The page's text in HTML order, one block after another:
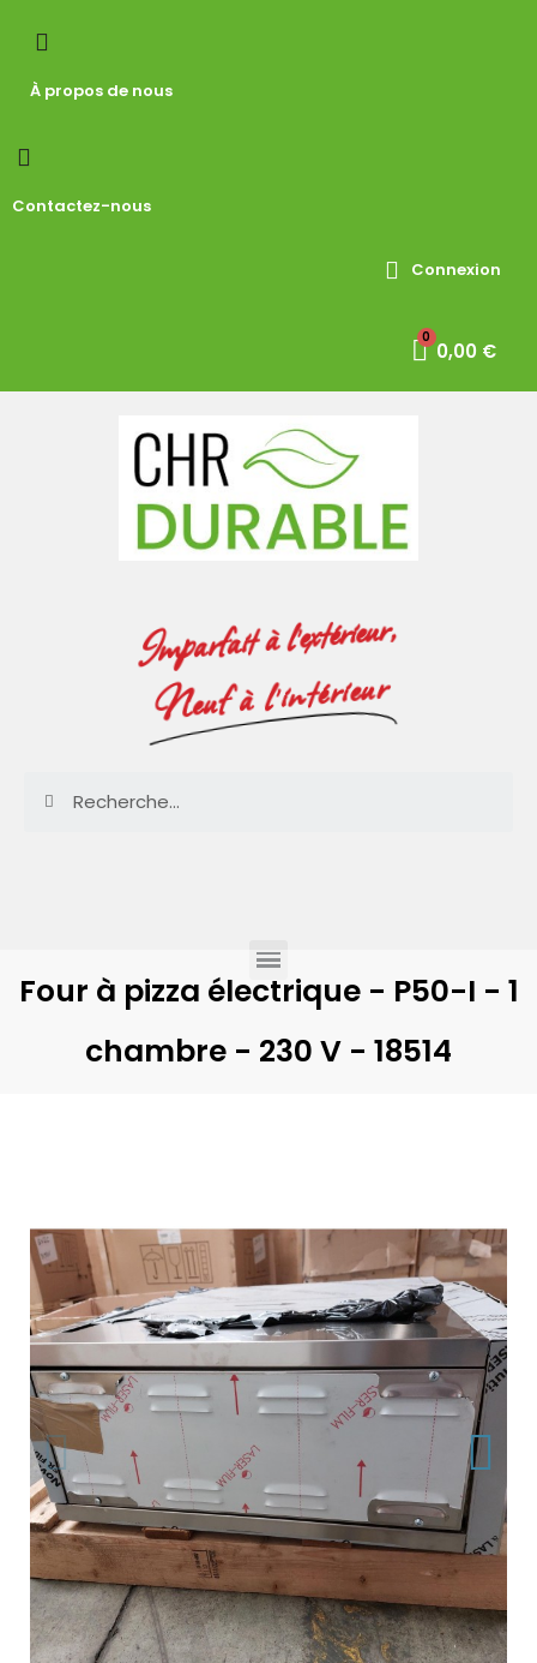
À propos de nous
Contactez-nous
Connexion
0,00 €
Imparfait à l'extérieur,
Neuf à l'intérieur
Four à pizza électrique - P50-I - 1
chambre - 230 V - 18514